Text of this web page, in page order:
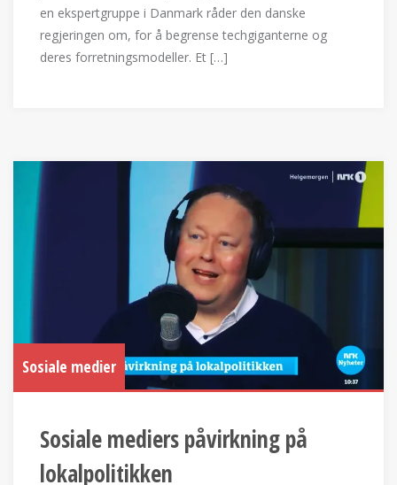
en ekspertgruppe i Danmark råder den danske
regjeringen om, for å begrense techgiganterne og
deres forretningsmodeller. Et […]
Sosiale medier
Sosiale mediers påvirkning på
lokalpolitikken